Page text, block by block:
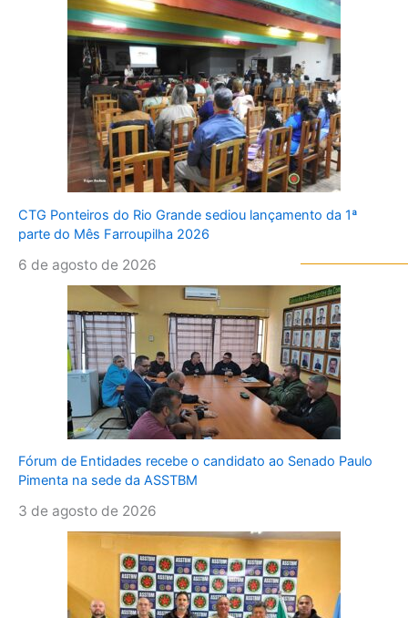
CTG Ponteiros do Rio Grande sediou lançamento da 1ª
parte do Mês Farroupilha 2026
6 de agosto de 2026
Fórum de Entidades recebe o candidato ao Senado Paulo
Pimenta na sede da ASSTBM
3 de agosto de 2026